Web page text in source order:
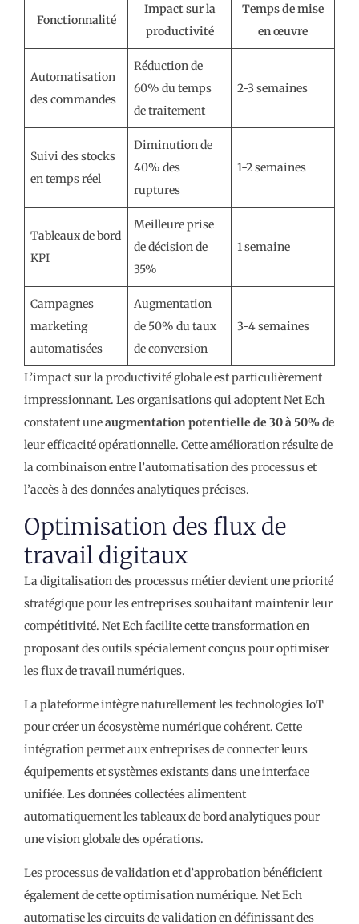
Fonctionnalité
Impact sur la
productivité
Temps de mise
en œuvre
Automatisation
des commandes
Réduction de
60% du temps
de traitement
2-3 semaines
Suivi des stocks
en temps réel
Diminution de
40% des
ruptures
1-2 semaines
Tableaux de bord
KPI
Meilleure prise
de décision de
35%
1 semaine
Campagnes
marketing
automatisées
Augmentation
de 50% du taux
de conversion
3-4 semaines
L’impact sur la productivité globale est particulièrement
impressionnant. Les organisations qui adoptent Net Ech
constatent uneaugmentation potentielle de 30 à 50%de
leur efficacité opérationnelle. Cette amélioration résulte de
la combinaison entre l’automatisation des processus et
l’accès à des données analytiques précises.
Optimisation des flux de
travail digitaux
La digitalisation des processus métier devient une priorité
stratégique pour les entreprises souhaitant maintenir leur
compétitivité. Net Ech facilite cette transformation en
proposant des outils spécialement conçus pour optimiser
les flux de travail numériques.
La plateforme intègre naturellement les technologies IoT
pour créer un écosystème numérique cohérent. Cette
intégration permet aux entreprises de connecter leurs
équipements et systèmes existants dans une interface
unifiée. Les données collectées alimentent
automatiquement les tableaux de bord analytiques pour
une vision globale des opérations.
Les processus de validation et d’approbation bénéficient
également de cette optimisation numérique. Net Ech
automatise les circuits de validation en définissant des